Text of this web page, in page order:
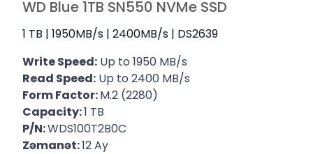
WD Blue 1TB SN550 NVMe SSD
1 TB | 1950MB/s | 2400MB/s | DS2639
Write Speed: Up to 1950 MB/s
Read Speed: Up to 2400 MB/s
Form Factor:M.2 (2280)
Capacity:1 TB
P/N:WDS100T2B0C
Zəmanət:12 Ay